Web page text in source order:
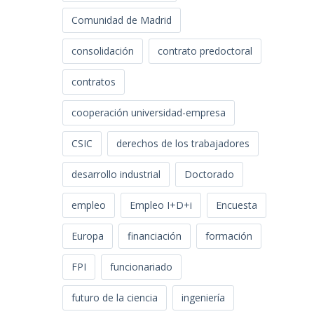
Comunidad de Madrid
consolidación contrato predoctoral
contratos
cooperación universidad-empresa
CSIC derechos de los trabajadores
desarrollo industrial Doctorado
empleo Empleo I+D+i Encuesta
Europa financiación formación
FPI funcionariado
futuro de la ciencia ingeniería